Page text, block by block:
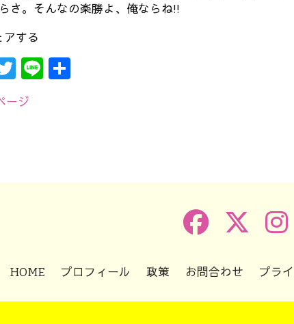
さ。そんなの楽勝よ、俺ならね!!
アする
Twitter
Line
ージ
HOME プロフィール 政策 お問合わせ プラ